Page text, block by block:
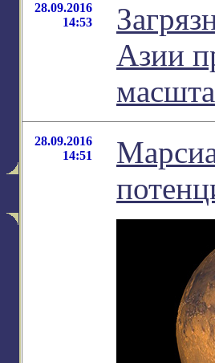
28.09.2016
14:53
Азии
28.09.2016
14:51